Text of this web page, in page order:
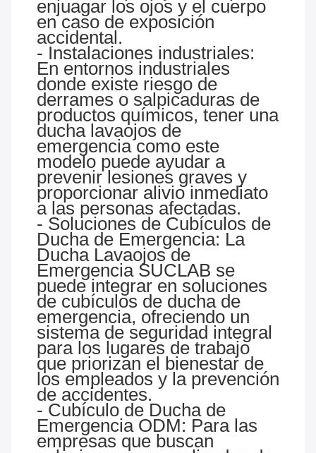
enjuagar los ojos y el cuerpo
en caso de exposición
accidental.
- Instalaciones industriales:
En entornos industriales
donde existe riesgo de
derrames o salpicaduras de
productos químicos, tener una
ducha lavaojos de
emergencia como este
modelo puede ayudar a
prevenir lesiones graves y
proporcionar alivio inmediato
a las personas afectadas.
- Soluciones de Cubículos de
Ducha de Emergencia: La
Ducha Lavaojos de
Emergencia SUCLAB se
puede integrar en soluciones
de cubículos de ducha de
emergencia, ofreciendo un
sistema de seguridad integral
para los lugares de trabajo
que priorizan el bienestar de
los empleados y la prevención
de accidentes.
- Cubículo de Ducha de
Emergencia ODM: Para las
empresas que buscan